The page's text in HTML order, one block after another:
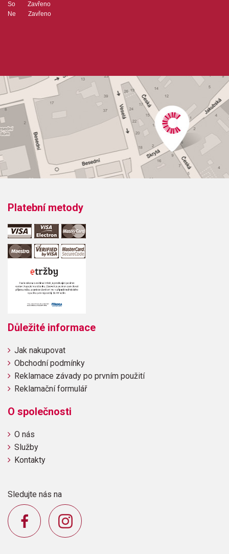
So Zavřeno
Ne Zavřeno
Platební metody
Důležité informace
Jak nakupovat
Obchodní podmínky
Reklamace závady po prvním použití
Reklamační formulář
O společnosti
O nás
Služby
Kontakty
Sledujte nás na